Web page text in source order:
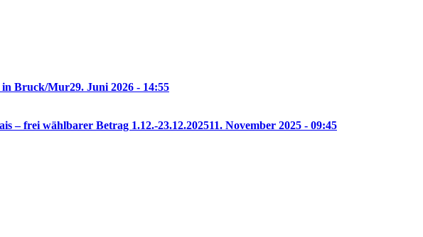
in Bruck/Mur29. Juni 2026 - 14:55
– frei wählbarer Betrag 1.12.-23.12.202511. November 2025 - 09:45